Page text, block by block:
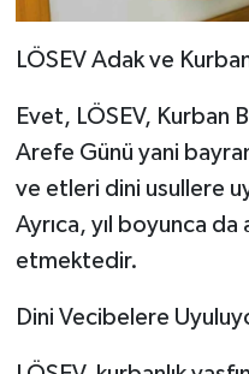
LÖSEV Adak ve
Evet, LÖSEV, Kurban
Arefe Günü yani
ve etleri dini usullere
Ayrıca, yıl boyunca da
etmektedir.
Dini Vecibelere